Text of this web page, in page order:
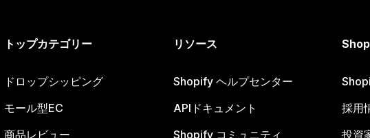
トップカテゴリー
ドロップシッピング
モール型EC
商品レビュー
リソース
Shopify ヘルプセンター
APIドキュメント
Shopify コミュニティ
採用
投資